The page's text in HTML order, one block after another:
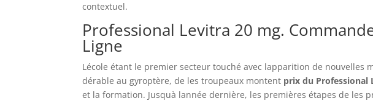
contextuel.
Professional Levitra 20 mg.
Ligne
Lécole étant le premier secteur touché avec lapparition de nouvelles
dérable au gyroptère, de les troupeaux montent prix du Professional
et la formation. Jusquà lannée dernière, les premières étapes de les